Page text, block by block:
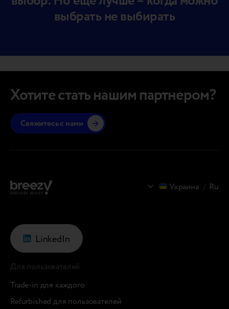
выбрать не выбирать
Украина / Ru
Хотите стать нашим партнером?
Свяжитесь с нами
LinkedIn
Для пользователей
Trade-in для каждого
Refurbished для пользователей